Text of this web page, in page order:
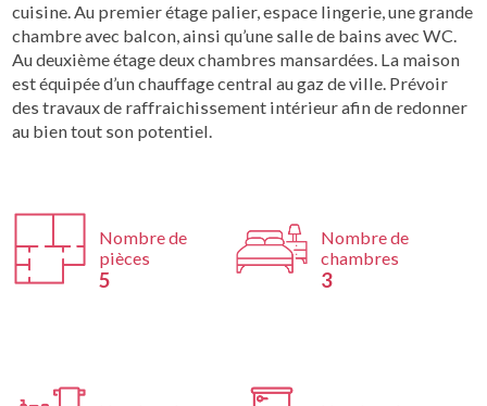
cuisine. Au premier étage palier, espace lingerie, une grande
chambre avec balcon, ainsi qu’une salle de bains avec WC.
Au deuxième étage deux chambres mansardées. La maison
est équipée d’un chauffage central au gaz de ville. Prévoir
des travaux de raffraichissement intérieur afin de redonner
au bien tout son potentiel.
Nombre de
pièces
5
Nombre de
chambres
3